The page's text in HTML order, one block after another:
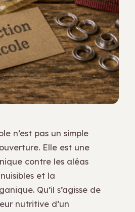
n’est pas un simple
Elle est une
contre les aléas
et la
Qu’il s’agisse de
nutritive d’un